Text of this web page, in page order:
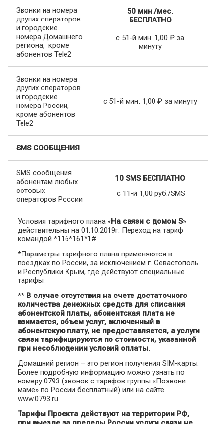
Звонки на номера
других операторов
и городские
номера Домашнего
региона, кроме
абонентов Tele2
50 мин./мес.
БЕСПЛАТНО
с 51-й мин. 1,00 ₽ за
минуту
Звонки на номера
других операторов
и городские
номера России,
кроме абонентов
Tele2
с 51-й мин. 1,00 ₽ за минуту
SMS СООБЩЕНИЯ
SMS сообщения
абонентам любых
сотовых
операторов России
10 SMS БЕСПЛАТНО
с 11-й 1,00 руб./SMS
Условия тарифного плана «На связи с домом S»
действительны на 01.10.2019г. Переход на тариф
командой *116*161*1#
*Параметры тарифного плана применяются в
поездках по России, за исключением г. Севастополь
и Республики Крым, где действуют специальные
тарифы.
** В случае отсутствия на счете достаточного
количества денежных средств для списания
абонентской платы, абонентская плата не
взимается, объем услуг, включенный в
абонентскую плату, не предоставляется, а услуги
связи тарифицируются по стоимости, указанной
при несоблюдении условий оплаты.
Домашний регион – это регион получения SIM-карты.
Более подробную информацию можно узнать по
номеру 0793 (звонок с тарифов группы «Позвони
маме» по России бесплатный) или на сайте
www.0793.ru.
Тарифы Проекта действуют на территории РФ,